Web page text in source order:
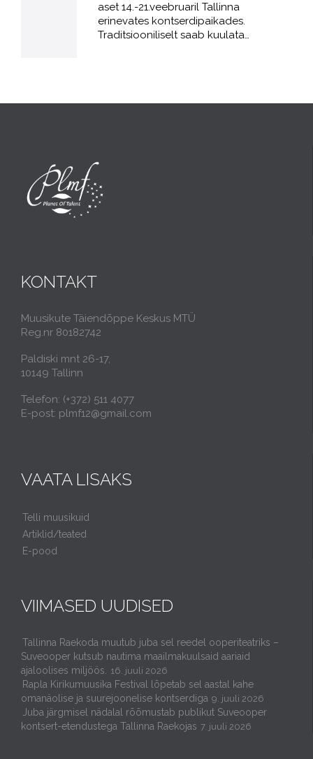
aset 14.-21.veebruaril Tallinna
erinevates kontserdipaikades.
Traditsiooniliselt saab kuulata…
KONTAKT
Muusikute Täiendõppe Keskus MTÜ
Reg.nr 80182742
Paldiski mnt 26-17,
10149 Tallinn
Telefon: (+372) 511 4077
E-post: plmf12@gmail.com
VAATA LISAKS
Telli muusikuid
Artiklid/teated
E-pood
VIIMASED UUDISED
Tallinna Raekoda muutub juba sel reedel ooperiteatriks –
Suveooper kutsub nautima maailmakuulsaid aariaid
ajaloolises miljöös.
16. juuli 2026
Rapla Kirikumuusika Festival lõpetab sel aastal kahe
omanäolise ja suurejoonelise kontserdiga 9. juuli 2026
Juba järgmisel nädalal rõõmustab publikut Suveooper
kontsert-etendustega Tallinna Raekojas 7. juuli 2026